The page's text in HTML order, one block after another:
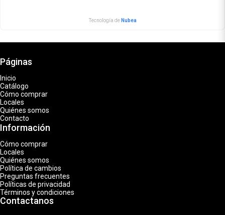
Tecnología de Nubea
Páginas
Inicio
Catálogo
Cómo comprar
Locales
Quiénes somos
Contacto
Información
Cómo comprar
Locales
Quiénes somos
Política de cambios
Preguntas frecuentes
Políticas de privacidad
Términos y condiciones
Contactanos